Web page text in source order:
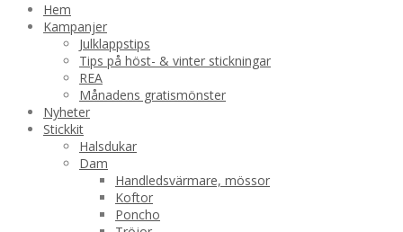
Hem
Kampanjer
Julklappstips
Tips på höst- & vinter stickningar
REA
Månadens gratismönster
Nyheter
Stickkit
Halsdukar
Dam
Handledsvärmare, mössor
Koftor
Poncho